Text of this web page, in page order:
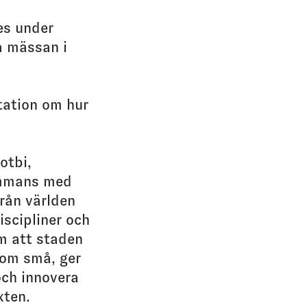
under
mässan i
om hur
med
världen
och
att staden
små, ger
innovera